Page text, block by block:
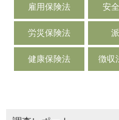
雇用保険法 安
労災保険法
健康保険法 徴